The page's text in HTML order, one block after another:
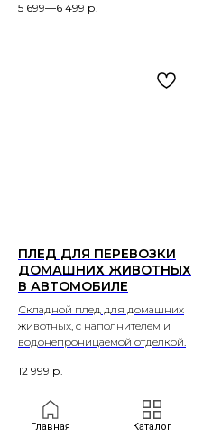
5 699—6 499 р.
ПЛЕД ДЛЯ ПЕРЕВОЗКИ
ДОМАШНИХ ЖИВОТНЫХ
В АВТОМОБИЛЕ
Складной плед для домашних
животных, с наполнителем и
водонепроницаемой отделкой.
12 999 р.
Главная Каталог